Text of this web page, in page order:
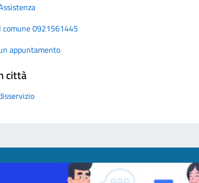
comune 0921561445
appuntamento
città